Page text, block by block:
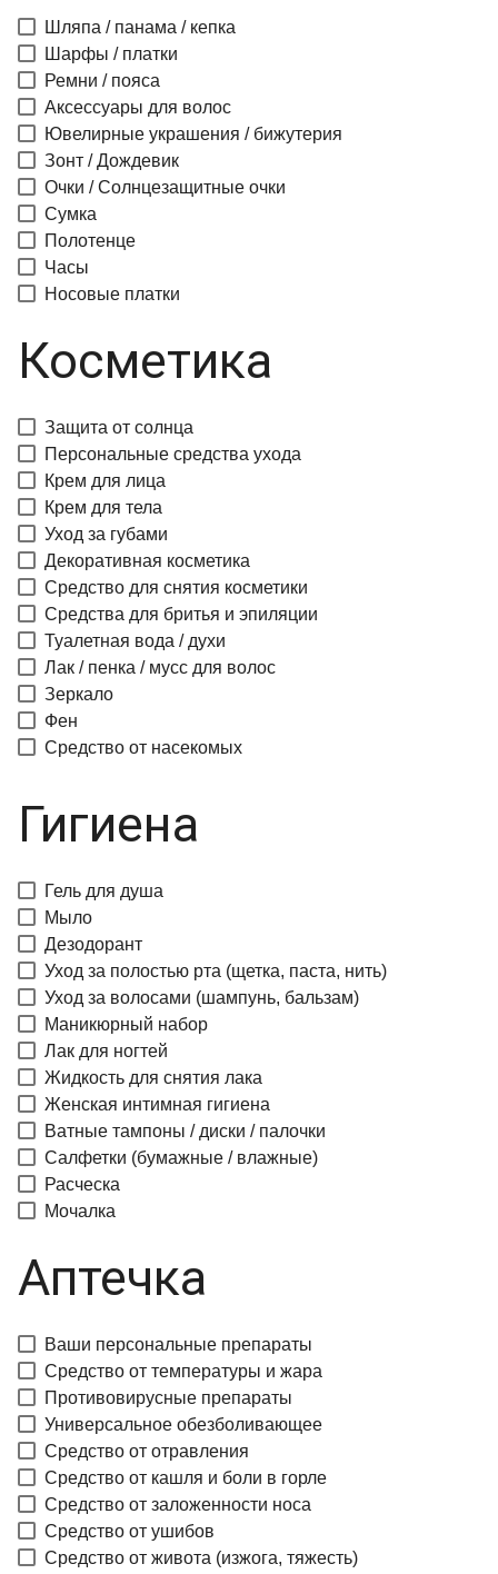
Шляпа / панама / кепка
Шарфы / платки
Ремни / пояса
Аксессуары для волос
Ювелирные украшения / бижутерия
Зонт / Дождевик
Очки / Солнцезащитные очки
Сумка
Полотенце
Часы
Носовые платки
Косметика
Защита от солнца
Персональные средства ухода
Крем для лица
Крем для тела
Уход за губами
Декоративная косметика
Средство для снятия косметики
Средства для бритья и эпиляции
Туалетная вода / духи
Лак / пенка / мусс для волос
Зеркало
Фен
Средство от насекомых
Гигиена
Гель для душа
Мыло
Дезодорант
Уход за полостью рта (щетка, паста, нить)
Уход за волосами (шампунь, бальзам)
Маникюрный набор
Лак для ногтей
Жидкость для снятия лака
Женская интимная гигиена
Ватные тампоны / диски / палочки
Салфетки (бумажные / влажные)
Расческа
Мочалка
Аптечка
Ваши персональные препараты
Средство от температуры и жара
Противовирусные препараты
Универсальное обезболивающее
Средство от отравления
Средство от кашля и боли в горле
Средство от заложенности носа
Средство от ушибов
Средство от живота (изжога, тяжесть)